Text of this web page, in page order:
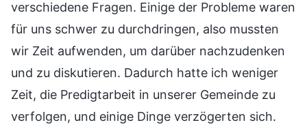
verschiedene Fragen. Einige der Probleme waren
für uns schwer zu durchdringen, also mussten
wir Zeit aufwenden, um darüber nachzudenken
und zu diskutieren. Dadurch hatte ich weniger
Zeit, die Predigtarbeit in unserer Gemeinde zu
verfolgen, und einige Dinge verzögerten sich.